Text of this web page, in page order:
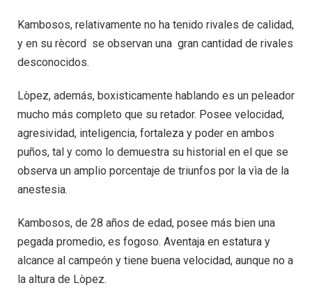
Kambosos, relativamente no ha tenido rivales de calidad,
y en su rècord se observan una gran cantidad de rivales
desconocidos.
Lòpez, además, boxisticamente hablando es un peleador
mucho más completo que su retador. Posee velocidad,
agresividad, inteligencia, fortaleza y poder en ambos
puños, tal y como lo demuestra su historial en el que se
observa un amplio porcentaje de triunfos por la vìa de la
anestesia.
Kambosos, de 28 años de edad, posee más bien una
pegada promedio, es fogoso. Aventaja en estatura y
alcance al campeón y tiene buena velocidad, aunque no a
la altura de Lòpez.